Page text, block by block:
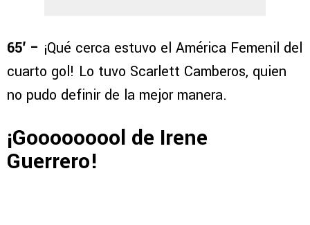
65′ – ¡Qué cerca estuvo el América Femenil del
cuarto gol! Lo tuvo Scarlett Camberos, quien
no pudo definir de la mejor manera.
¡Gooooooool de Irene
Guerrero!